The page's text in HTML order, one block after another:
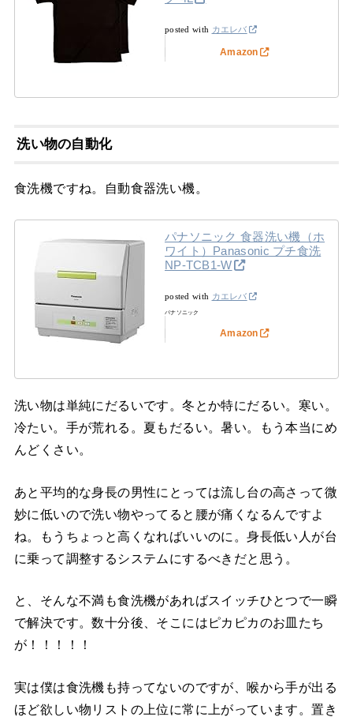
posted with カエレバ
Amazon
洗い物の自動化
食洗機ですね。自動食器洗い機。
パナソニック 食器洗い機（ホ
ワイト）Panasonic プチ食洗
NP-TCB1-W
posted with カエレバ
パナソニック
Amazon
洗い物は単純にだるいです。冬とか特にだるい。寒い。
冷たい。手が荒れる。夏もだるい。暑い。もう本当にめ
んどくさい。
あと平均的な身長の男性にとっては流し台の高さって微
妙に低いので洗い物やってると腰が痛くなるんですよ
ね。もうちょっと高くなればいいのに。身長低い人が台
に乗って調整するシステムにするべきだと思う。
と、そんな不満も食洗機があればスイッチひとつで一瞬
で解決です。数十分後、そこにはピカピカのお皿たち
が！！！！！
実は僕は食洗機も持ってないのですが、喉から手が出る
ほど欲しい物リストの上位に常に上がっています。置き